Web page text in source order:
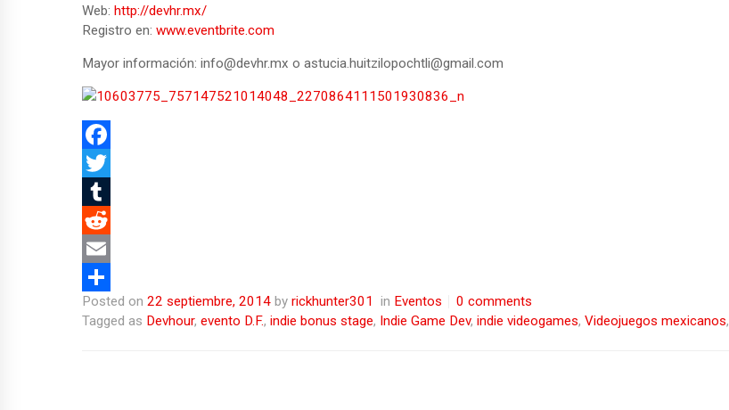
Web: http://devhr.mx/
Registro en: www.eventbrite.com
Mayor información: info@devhr.mx o astucia.huitzilopochtli@gmail.com
F
c
e
b
o
w
t
T
u
m
b
R
e
d
E
m
C
Posted on 22 septiembre, 2014 by rickhunter301 in Eventos
0 comments
Tagged as Devhour, evento D.F., indie bonus stage, Indie Game Dev, indie videogames, Videojuegos mexicanos,